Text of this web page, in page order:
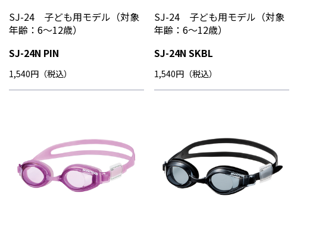
SJ-24 子ども用モデル（対象
年齢：6～12歳）
SJ-24N PIN
1,540円（税込）
SJ-24 子ども用モデル（対象
年齢：6～12歳）
SJ-24N SKBL
1,540円（税込）